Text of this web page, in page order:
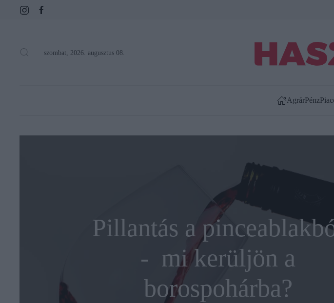
szombat, 2026. augusztus 08.
AgrárPénz
Pillantás a
- mi kerüljön a
borospohárba?